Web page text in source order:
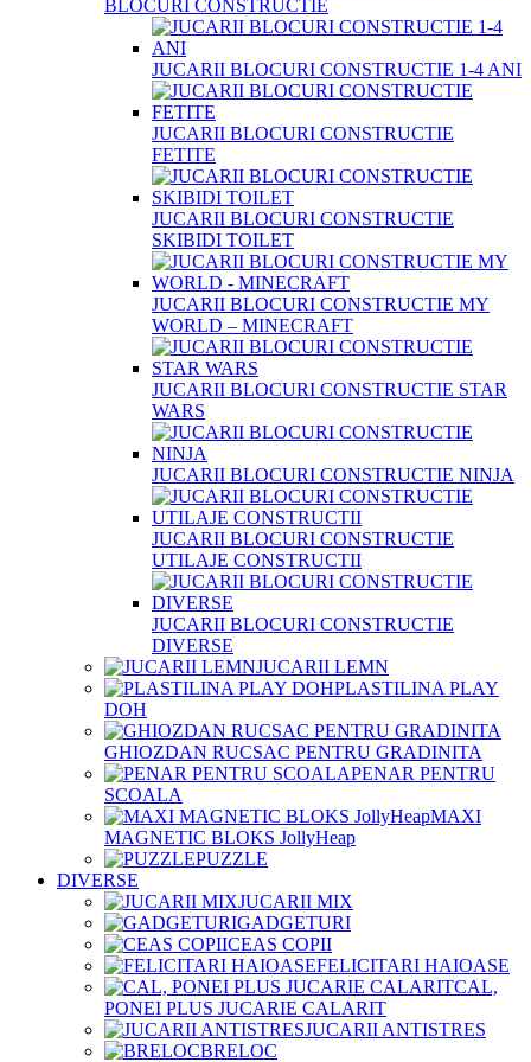
BLOCURI CONSTRUCTIE
JUCARII BLOCURI CONSTRUCTIE 1-4 ANI
JUCARII BLOCURI CONSTRUCTIE
FETITE
JUCARII BLOCURI CONSTRUCTIE
SKIBIDI TOILET
JUCARII BLOCURI CONSTRUCTIE MY
WORLD – MINECRAFT
JUCARII BLOCURI CONSTRUCTIE STAR
WARS
JUCARII BLOCURI CONSTRUCTIE NINJA
JUCARII BLOCURI CONSTRUCTIE
UTILAJE CONSTRUCTII
JUCARII BLOCURI CONSTRUCTIE
DIVERSE
JUCARII LEMN
PLASTILINA PLAY
DOH
GHIOZDAN RUCSAC PENTRU GRADINITA
PENAR PENTRU
SCOALA
MAXI
MAGNETIC BLOKS JollyHeap
PUZZLE
DIVERSE
JUCARII MIX
GADGETURI
CEAS COPII
FELICITARI HAIOASE
CAL,
PONEI PLUS JUCARIE CALARIT
JUCARII ANTISTRES
BRELOC